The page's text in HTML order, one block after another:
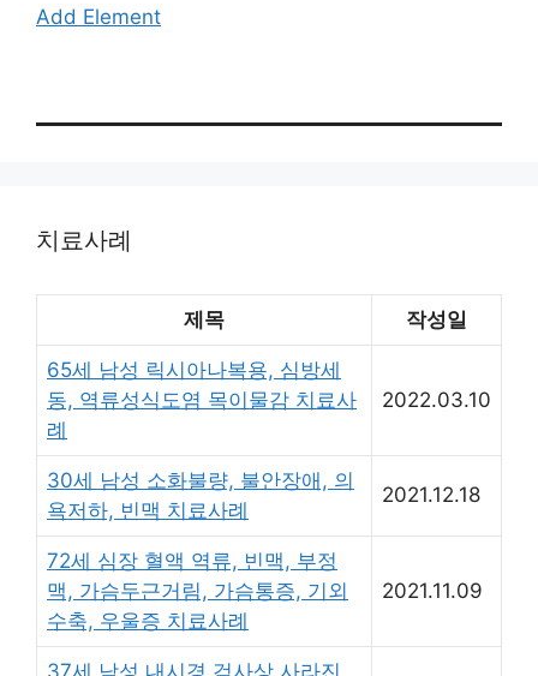
Add Element
치료사례
제목 작성일
65세 남성 릭시아나복용, 심방세
동, 역류성식도염 목이물감 치료사
례
2022.03.10
30세 남성 소화불량, 불안장애, 의
욕저하, 빈맥 치료사례
2021.12.18
72세 심장 혈액 역류, 빈맥, 부정
맥, 가슴두근거림, 가슴통증, 기외
수축, 우울증 치료사례
2021.11.09
37세 남성 내시경 검사상 사라진